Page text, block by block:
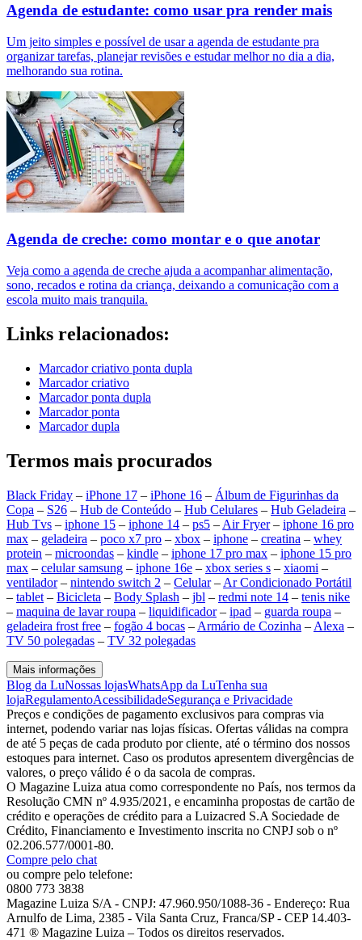
Agenda de estudante: como usar pra render mais
Um jeito simples e possível de usar a agenda de estudante pra
organizar tarefas, planejar revisões e estudar melhor no dia a dia,
melhorando sua rotina.
Agenda de creche: como montar e o que anotar
Veja como a agenda de creche ajuda a acompanhar alimentação,
sono, recados e rotina da criança, deixando a comunicação com a
escola muito mais tranquila.
Links relacionados:
Marcador criativo ponta dupla
Marcador criativo
Marcador ponta dupla
Marcador ponta
Marcador dupla
Termos mais procurados
Black Friday – iPhone 17 – iPhone 16 – Álbum de Figurinhas da
Copa – S26 – Hub de Conteúdo – Hub Celulares – Hub Geladeira –
Hub Tvs – iphone 15 – iphone 14 – ps5 – Air Fryer– iphone 16 pro
max – geladeira – poco x7 pro – xbox – iphone – creatina – whey
protein – microondas – kindle – iphone 17 pro max – iphone 15 pro
max – celular samsung – iphone 16e – xbox series s – xiaomi –
ventilador– nintendo switch 2 – Celular– Ar Condicionado Portátil
– tablet – Bicicleta – Body Splash – jbl – redmi note 14 – tenis nike
– maquina de lavar roupa – liquidificador– ipad – guarda roupa –
geladeira frost free – fogão 4 bocas – Armário de Cozinha – Alexa –
TV 50 polegadas – TV 32 polegadas
Mais informações
Blog da LuNossas lojasWhatsApp da LuTenha sua
lojaRegulamentoAcessibilidadeSegurança e Privacidade
Preços e condições de pagamento exclusivos para compras via
internet, podendo variar nas lojas físicas. Ofertas válidas na compra
de até 5 peças de cada produto por cliente, até o término dos nossos
estoques para internet. Caso os produtos apresentem divergências de
valores, o preço válido é o da sacola de compras.
O Magazine Luiza atua como correspondente no País, nos termos da
Resolução CMN nº 4.935/2021, e encaminha propostas de cartão de
crédito e operações de crédito para a Luizacred S.A Sociedade de
Crédito, Financiamento e Investimento inscrita no CNPJ sob o nº
02.206.577/0001-80.
Compre pelo chat
ou compre pelo telefone:
0800 773 3838
Magazine Luiza S/A - CNPJ: 47.960.950/1088-36 - Endereço: Rua
Arnulfo de Lima, 2385 - Vila Santa Cruz, Franca/SP - CEP 14.403-
471 ® Magazine Luiza – Todos os direitos reservados.